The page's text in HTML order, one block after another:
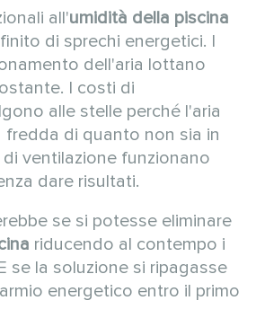
all'umidità della piscina
di sprechi energetici. I
dell'aria lottano
I costi di
alle stelle perché l'aria
fredda di quanto non sia in
ventilazione funzionano
dare risultati.
se si potesse eliminare
riducendo al contempo i
se la soluzione si ripagasse
energetico entro il primo